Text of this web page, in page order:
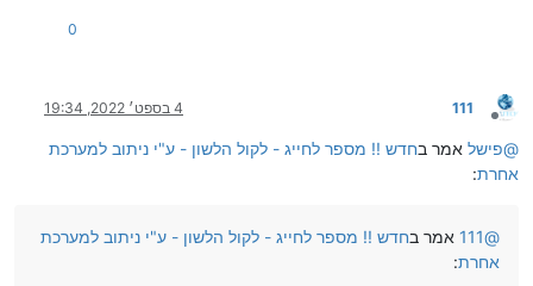
0
מנותק
111 4 בספט׳ 2022, 19:34
@פישל אמר בחדש !! מספר לחייג - לקול הלשון - ע"י ניתוב למערכת
אחרת:
@
111 אמר בחדש !! מספר לחייג - לקול הלשון - ע"י ניתוב למערכת
אחרת: